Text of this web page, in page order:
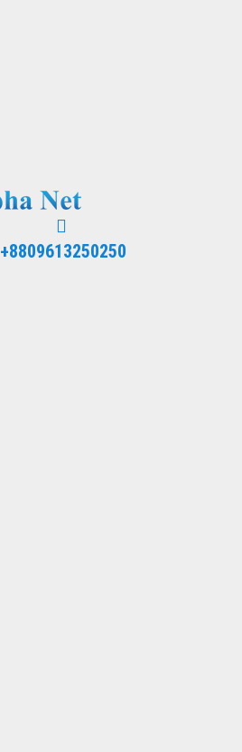
+8809613250250